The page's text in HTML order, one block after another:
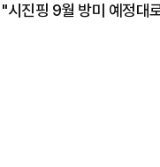
시진핑 9월 방미 예정대